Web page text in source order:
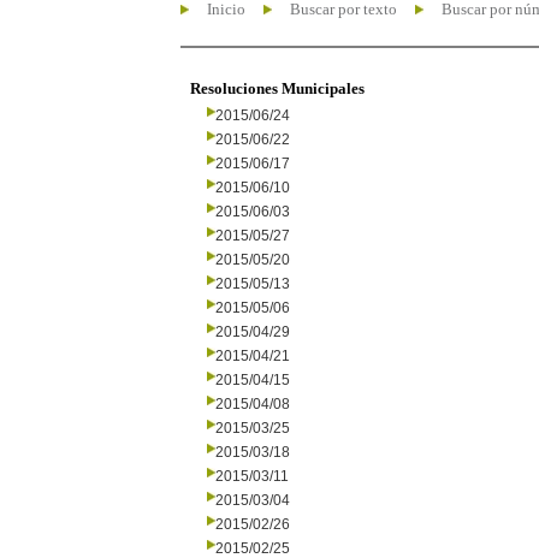
Inicio Buscar por texto Buscar por
Resoluciones Municipales
2015/06/24
2015/06/22
2015/06/17
2015/06/10
2015/06/03
2015/05/27
2015/05/20
2015/05/13
2015/05/06
2015/04/29
2015/04/21
2015/04/15
2015/04/08
2015/03/25
2015/03/18
2015/03/11
2015/03/04
2015/02/26
2015/02/25